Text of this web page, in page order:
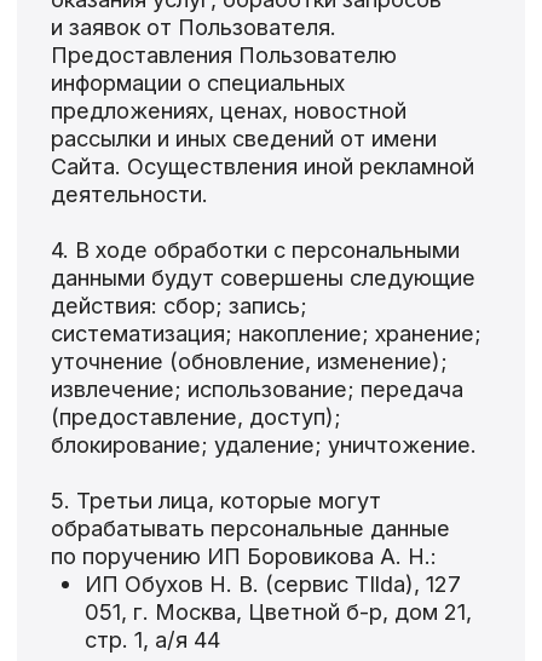
5. Третьи лица, которые могут
обрабатывать персональные данные
по поручению ИП Боровикова А. Н.:
ИП Обухов Н. В. (сервис TIlda), 127
051, г. Москва, Цветной б-р, дом 21,
стр. 1, а/я 44
6. Персональные данные
обрабатываются в течение 30 дней
с момента отказа в дальнейшем
решения о заключении договора
в соответствии с ч. 4 ст. 21 152-ФЗ,
смотря что произойдет раньше.
7. Согласие может быть отозвано вами
или вашим представителем путем
направления И П Боровикову А.
Н письменного заявления или
электронного заявления, подписанного
согласно законодательству Российской
Федерации в области электронной
8. Настоящее согласие действует все
время до момента прекращения
обработки персональных данных,
указанных в п. 6 и п. 7 Согласия.